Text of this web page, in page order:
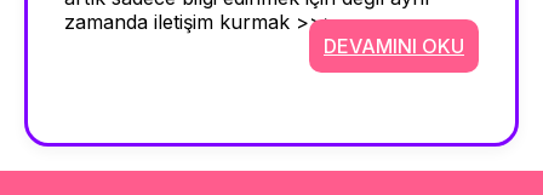
zamanda iletişim kurmak >>>
DEVAMINI OKU